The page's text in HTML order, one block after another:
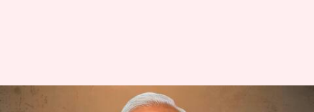
केंद्रीय कर्मचारियों को केंद्र सरकार